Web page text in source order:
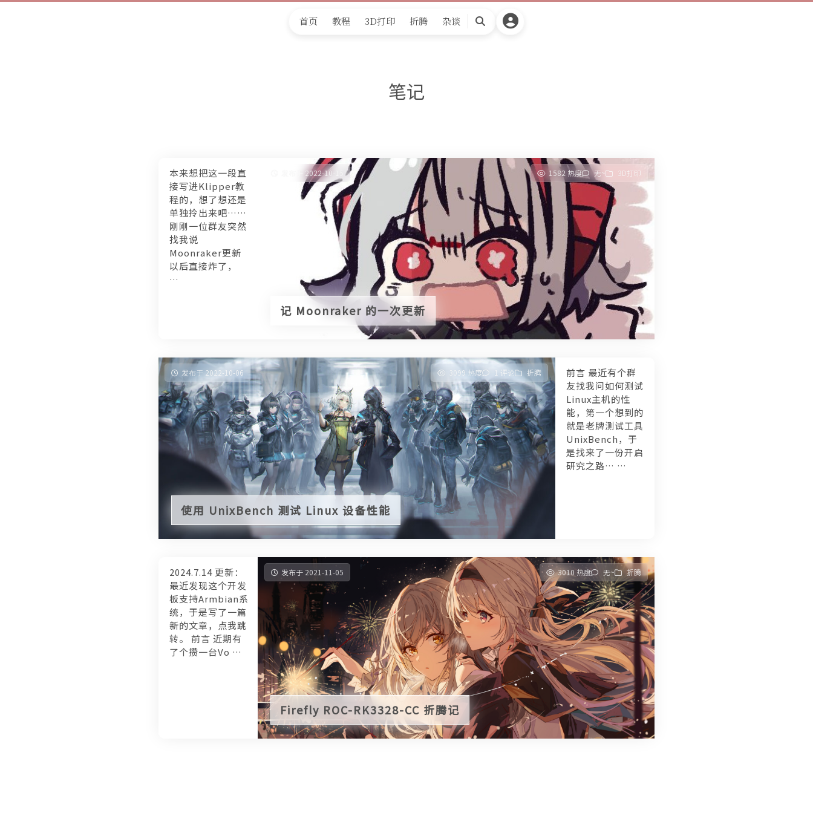
首页 教程 3D打印 折腾 杂谈
搜
笔记
发布于 2022-10-15 1582 热度 无~ 3D打印
记 Moonraker 的一次更新
本来想把这一段直
接写进Klipper教
程的，想了想还是
单独拎出来吧……
刚刚一位群友突然
找我说
Moonraker更新
以后直接炸了，
…
发布于 2022-10-06 3099 热度 1 评论 折腾
使用 UnixBench 测试 Linux 设备性能
前言 最近有个群
友找我问如何测试
Linux主机的性
能，第一个想到的
就是老牌测试工具
UnixBench，于
是找来了一份开启
研究之路… …
发布于 2021-11-05 3010 热度 无~ 折腾
Firefly ROC-RK3328-CC 折腾记
2024.7.14 更新：
最近发现这个开发
板支持Armbian系
统，于是写了一篇
新的文章，点我跳
转。 前言 近期有
了个攒一台Vo …